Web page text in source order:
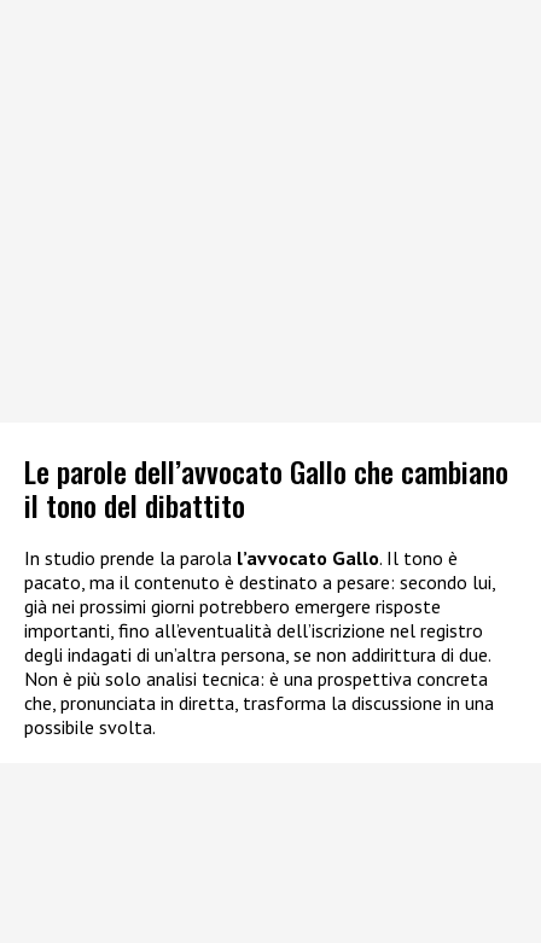
Le parole dell’avvocato Gallo che cambiano
il tono del dibattito
In studio prende la parola l’avvocato Gallo. Il tono è
pacato, ma il contenuto è destinato a pesare: secondo lui,
già nei prossimi giorni potrebbero emergere risposte
importanti, fino all’eventualità dell’iscrizione nel registro
degli indagati di un’altra persona, se non addirittura di due.
Non è più solo analisi tecnica: è una prospettiva concreta
che, pronunciata in diretta, trasforma la discussione in una
possibile svolta.